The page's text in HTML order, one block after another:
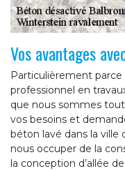
Vos avantages
Particulièrement
professionnel en
que nous sommes
vos besoins et
béton lavé dans la ville
nous occuper de la
la conception d’allée